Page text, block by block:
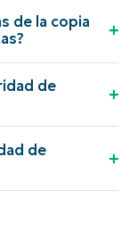
de la copia
de
de